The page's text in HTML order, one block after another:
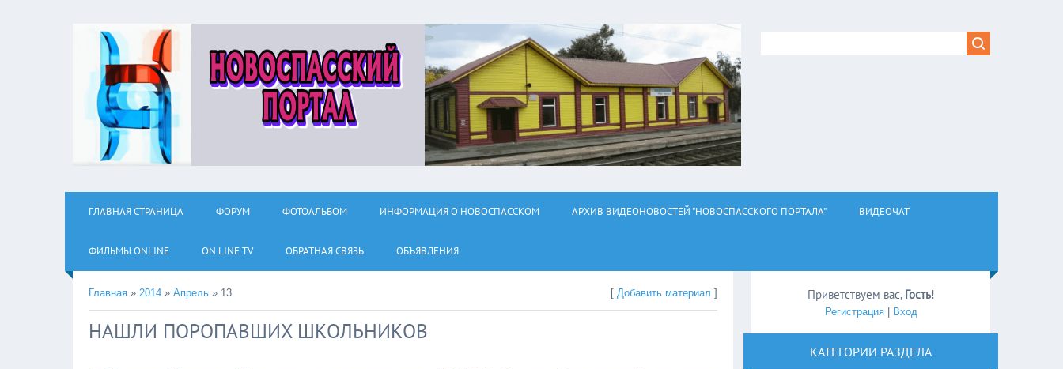
ГЛАВНАЯ СТРАНИЦА ФОРУМ ФОТОАЛЬБОМ ИНФОРМАЦИЯ О НОВОСПАССКОМ АРХИВ ВИДЕОНОВОСТЕЙ "НОВОСПАССКОГО ПОРТАЛА" ВИДЕОЧАТ
ФИЛЬМЫ ОNLINE ON LINE TV ОБРАТНАЯ СВЯЗЬ ОБЪЯВЛЕНИЯ
Главная » 2014 » Апрель » 13 [Добавить материал ]
НАШЛИ ПОРОПАВШИХ ШКОЛЬНИКОВ
Приветствуем вас, Гость!
Регистрация| Вход
КАТЕГОРИИ РАЗДЕЛА